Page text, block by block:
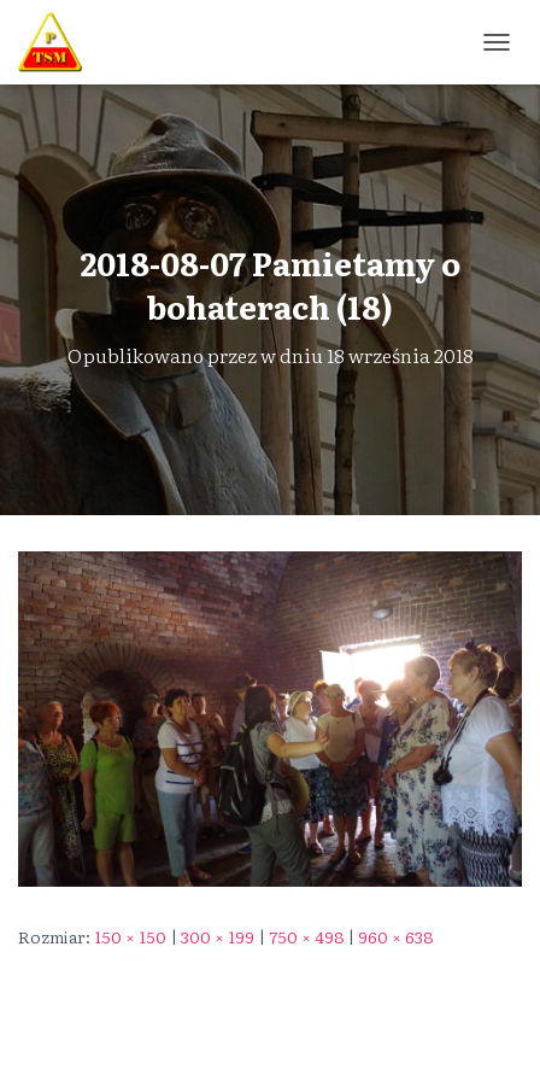
R
Z
Ł
Ą
C
W
G
A
C
J
Ę
2018-08-07 Pamietamy o
bohaterach (18)
Opublikowano przezw dniu18 września 2018
Rozmiar: 150 × 150 | 300 × 199 | 750 × 498 | 960 × 638